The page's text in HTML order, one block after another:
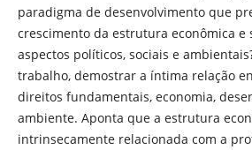
paradigma de desenvolvimento que
crescimento da estrutura econômica e
aspectos políticos, sociais e
trabalho, demostrar a íntima relação
direitos fundamentais, economia,
ambiente. Aponta que a estrutura
intrinsecamente relacionada com a